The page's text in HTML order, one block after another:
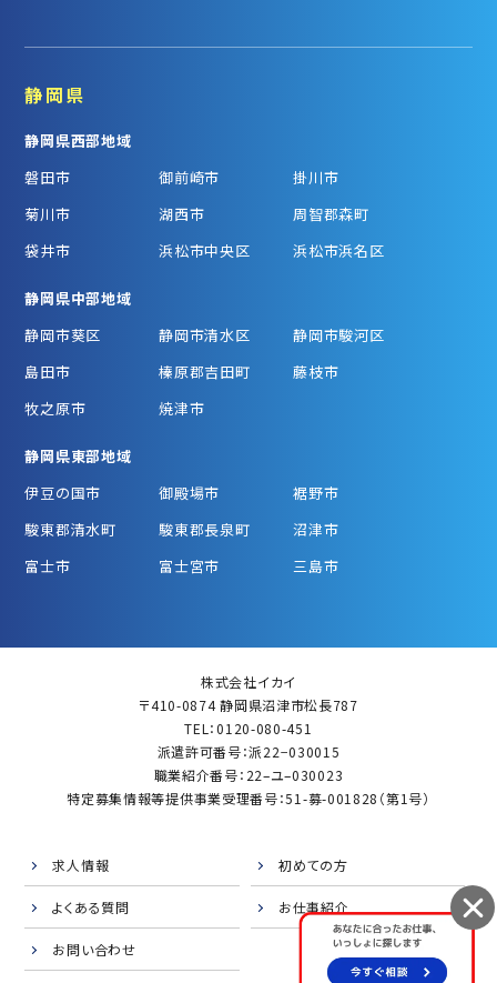
静岡県
静岡県西部地域
磐田市
御前崎市
掛川市
菊川市
湖西市
周智郡森町
袋井市
浜松市中央区 浜松市浜名区
静岡県中部地域
静岡市葵区
静岡市清水区
静岡市駿河区
島田市
榛原郡吉田町
藤枝市
牧之原市
焼津市
静岡県東部地域
伊豆の国市
御殿場市
裾野市
駿東郡清水町
駿東郡長泉町
沼津市
富士市
富士宮市 三島市
株式会社イカイ
〒410-0874 静岡県沼津市松長787
TEL：0120-080-451
派遣許可番号：派22−030015
職業紹介番号：22–ユ–030023
特定募集情報等提供事業受理番号：51-募-001828（第1号）
求人情報 初めての方
よくある質問 お仕事紹介
お問い合わせ